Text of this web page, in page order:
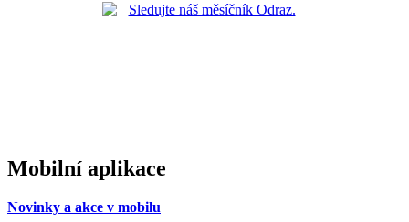
Mobilní aplikace
Novinky a akce v mobilu